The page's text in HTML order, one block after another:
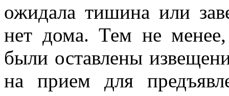
ожидала тишина или
нет дома. Тем не
были оставлены
на прием для